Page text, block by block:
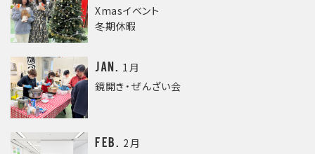
Xmasイベント
冬期休暇
Jan.
1月
鏡開き・ぜんざい会
Feb.
2月